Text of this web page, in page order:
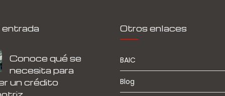
entrada
Conoce qué se
necesita para
un crédito
Otros enlaces
BAIC
Blog